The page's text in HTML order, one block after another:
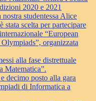
2020 e 2021
studentessa Alice
stata scelta per partecipare
“European
organizzata
alla fase distrettuale
Matematica”.
decimo posto alla gara
di Informatica a